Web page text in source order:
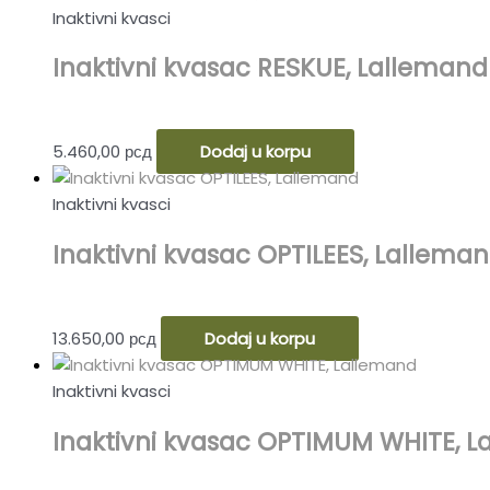
Inaktivni kvasci
Inaktivni kvasac RESKUE, Lallemand
5.460,00 рсд Dodaj u korpu
Inaktivni kvasci
Inaktivni kvasac OPTILEES,
13.650,00 рсд Dodaj u korpu
Inaktivni kvasci
Inaktivni kvasac OPTIMUM WHITE,